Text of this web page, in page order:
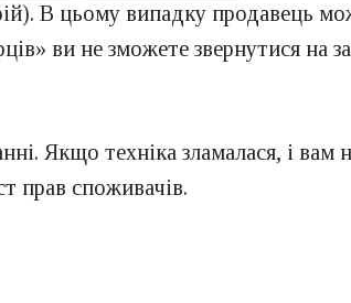
В цьому випадку продавець
ви не зможете звернутися на
Якщо техніка зламалася, і вам
прав споживачів.